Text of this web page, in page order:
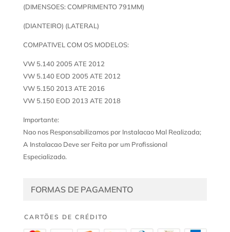
(DIMENSOES: COMPRIMENTO 791MM)
(DIANTEIRO) (LATERAL)
COMPATIVEL COM OS MODELOS:
VW 5.140 2005 ATE 2012
VW 5.140 EOD 2005 ATE 2012
VW 5.150 2013 ATE 2016
VW 5.150 EOD 2013 ATE 2018
Importante:
Nao nos Responsabilizamos por Instalacao Mal Realizada;
A Instalacao Deve ser Feita por um Profissional
Especializado.
FORMAS DE PAGAMENTO
CARTÕES DE CRÉDITO